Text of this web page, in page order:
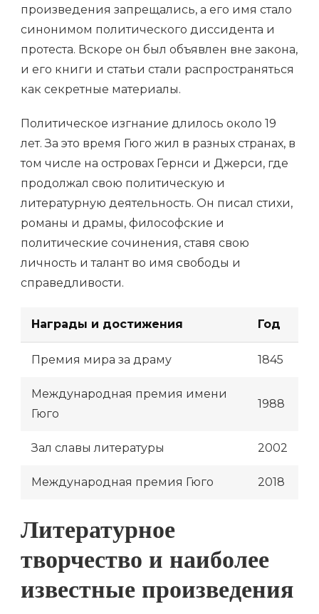
произведения запрещались, а его имя стало
синонимом политического диссидента и
протеста. Вскоре он был объявлен вне закона,
и его книги и статьи стали распространяться
как секретные материалы.
Политическое изгнание длилось около 19
лет. За это время Гюго жил в разных странах, в
том числе на островах Гернси и Джерси, где
продолжал свою политическую и
литературную деятельность. Он писал стихи,
романы и драмы, философские и
политические сочинения, ставя свою
личность и талант во имя свободы и
справедливости.
Награды и достижения Год
Премия мира за драму 1845
Международная премия имени
Гюго
1988
Зал славы литературы 2002
Международная премия Гюго 2018
Литературное
творчество и наиболее
известные произведения